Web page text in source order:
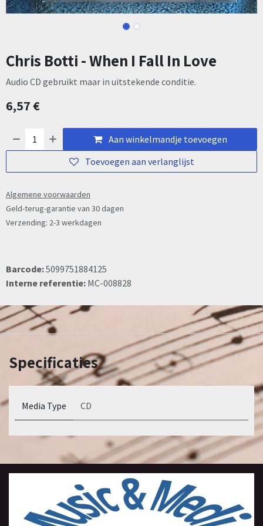
Chris Botti - When I Fall In Love
Audio CD gebruikt maar in uitstekende conditie.
6,57€
Aan winkelmandje toevoegen
Toevoegen aan verlanglijst
Algemene voorwaarden
Geld-terug-garantie van 30 dagen
Verzending: 2-3 werkdagen
Barcode:5099751884125
Interne referentie: MC-008828
Specificaties
Media Type CD